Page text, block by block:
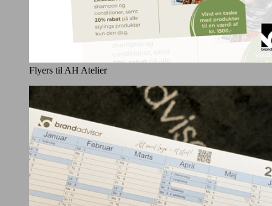
Flyers til AH Atelier